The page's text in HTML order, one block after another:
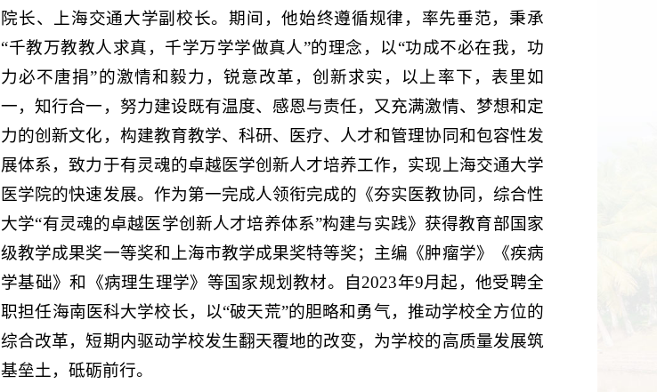
院长、上海交通大学副校长。期间，他始终遵循规律，率先垂范，秉承
“千教万教教人求真，千学万学学做真人”的理念，以“功成不必在我，功
力必不唐捐”的激情和毅力，锐意改革，创新求实，以上率下，表里如
一，知行合一，努力建设既有温度、感恩与责任，又充满激情、梦想和定
力的创新文化，构建教育教学、科研、医疗、人才和管理协同和包容性发
展体系，致力于有灵魂的卓越医学创新人才培养工作，实现上海交通大学
医学院的快速发展。作为第一完成人领衔完成的《夯实医教协同，综合性
大学“有灵魂的卓越医学创新人才培养体系”构建与实践》获得教育部国家
级教学成果奖一等奖和上海市教学成果奖特等奖；主编《肿瘤学》《疾病
学基础》和《病理生理学》等国家规划教材。自2023年9月起，他受聘全
职担任海南医科大学校长，以“破天荒”的胆略和勇气，推动学校全方位的
综合改革，短期内驱动学校发生翻天覆地的改变，为学校的高质量发展筑
基垒土，砥砺前行。